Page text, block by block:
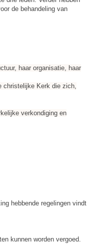
de behandeling van
haar organisatie, haar
christelijke Kerk die zich,
verkondiging en
hebbende regelingen vindt
kunnen worden vergoed.